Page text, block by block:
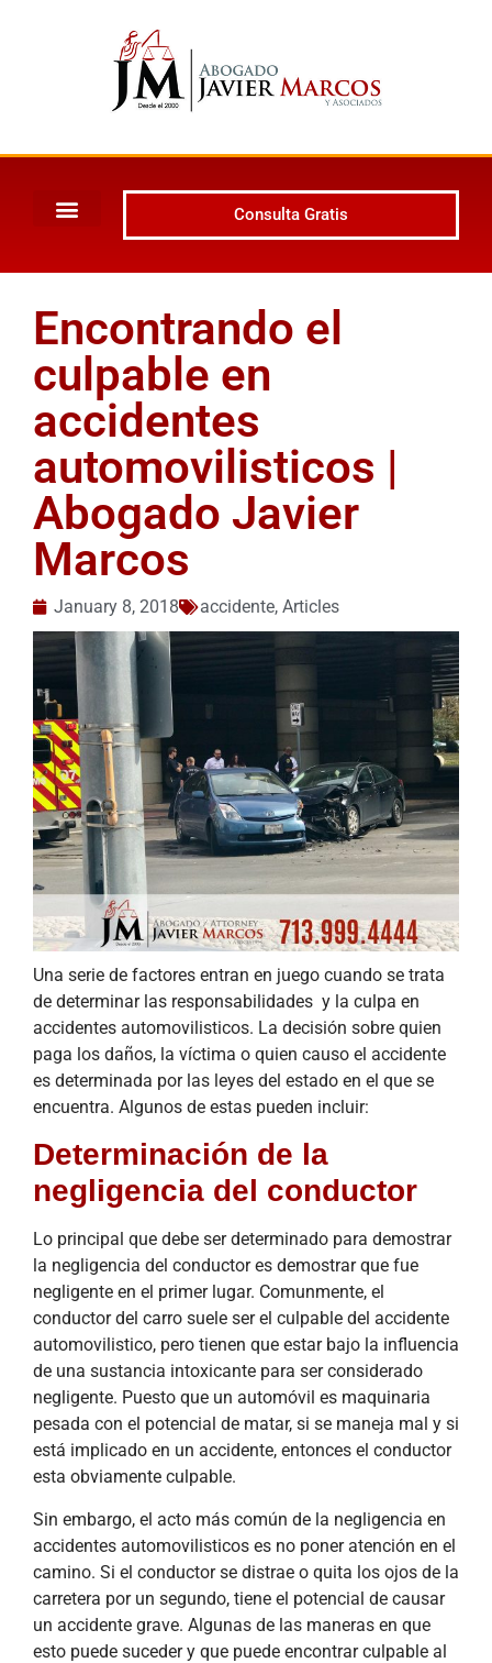
Consulta Gratis
Encontrando el
culpable en
accidentes
automovilisticos |
Abogado Javier
Marcos
January 8, 2018 accidente, Articles
Una serie de factores entran en juego cuando se trata
de determinar las responsabilidades y la culpa en
accidentes automovilisticos. La decisión sobre quien
paga los daños, la víctima o quien causo el accidente
es determinada por las leyes del estado en el que se
encuentra. Algunos de estas pueden incluir:
Determinación de la
negligencia del conductor
Lo principal que debe ser determinado para demostrar
la negligencia del conductor es demostrar que fue
negligente en el primer lugar. Comunmente, el
conductor del carro suele ser el culpable del accidente
automovilistico, pero tienen que estar bajo la influencia
de una sustancia intoxicante para ser considerado
negligente. Puesto que un automóvil es maquinaria
pesada con el potencial de matar, si se maneja mal y si
está implicado en un accidente, entonces el conductor
esta obviamente culpable.
Sin embargo, el acto más común de la negligencia en
accidentes automovilisticos es no poner atención en el
camino. Si el conductor se distrae o quita los ojos de la
carretera por un segundo, tiene el potencial de causar
un accidente grave. Algunas de las maneras en que
esto puede suceder y que puede encontrar culpable al